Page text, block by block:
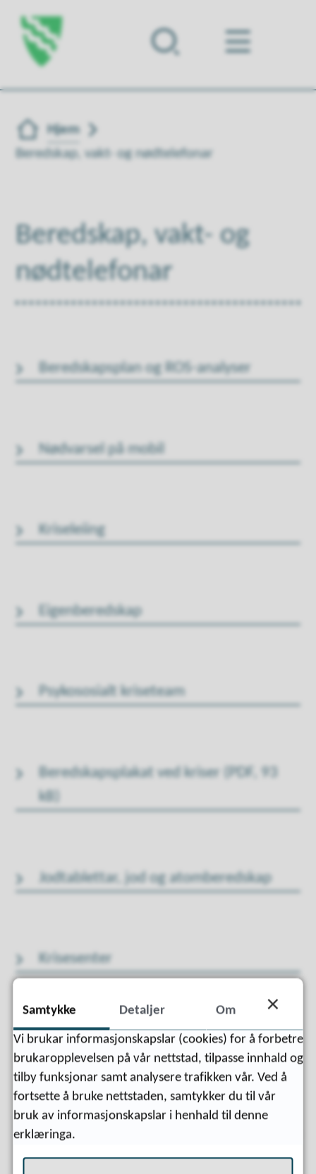
Forsiden
Du er her:
Hjem
Beredskap, vakt- og nødtelefonar
Beredskap, vakt- og
nødtelefonar
Beredskapsplan og ROS-analyser
Nødvarsel på mobil
Kriseleiing
Eigenberedskap
Psykososialt kriseteam
Beredskapsplakat ved kriser
(PDF, 93
kB)
Jodtablettar, jod og atomberedskap
Krisesenter
Viktige telefonnummer
SMS-varsling
Samtykke Detaljer Om
Vi brukar informasjonskapslar (cookies) for å forbetre
brukaropplevelsen på vår nettstad, tilpasse innhald og
tilby funksjonar samt analysere trafikken vår. Ved å
fortsette å bruke nettstaden, samtykker du til vår
bruk av informasjonskapslar i henhald til denne
erklæringa.